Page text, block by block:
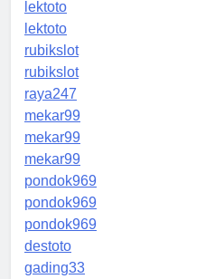
lektoto
lektoto
rubikslot
rubikslot
raya247
mekar99
mekar99
mekar99
pondok969
pondok969
pondok969
destoto
gading33